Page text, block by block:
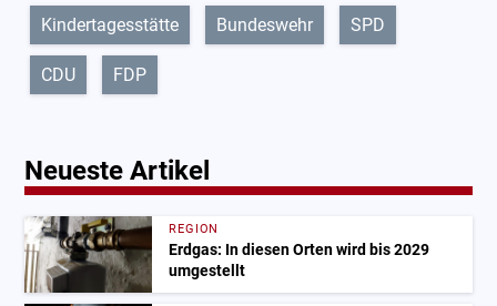
Kindertagesstätte Bundeswehr SPD
CDU FDP
Neueste Artikel
REGION
Erdgas: In diesen Orten wird bis 2029
umgestellt